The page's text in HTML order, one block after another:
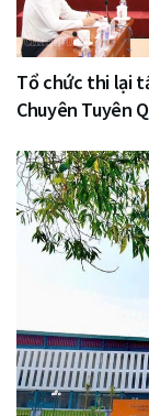
Tổ chức thi lại
Chuyên Tuyên